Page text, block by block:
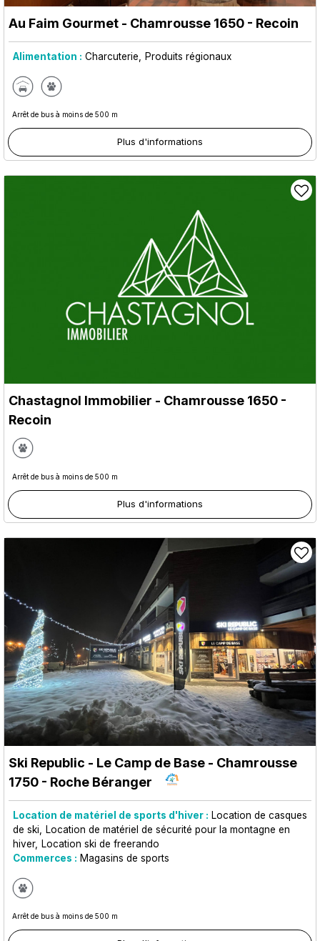
Au Faim Gourmet - Chamrousse 1650 - Recoin
Alimentation : Charcuterie Produits régionaux
Arrêt de bus à moins de 500 m
Plus d'informations
Chastagnol Immobilier - Chamrousse 1650 -
Recoin
Arrêt de bus à moins de 500 m
Plus d'informations
Ski Republic - Le Camp de Base - Chamrousse
1750 - Roche Béranger
Location de matériel de sports d'hiver : Location de casques
de ski
Location de matériel de sécurité pour la montagne en
hiver
Location ski de freerando
Commerces : Magasins de sports
Arrêt de bus à moins de 500 m